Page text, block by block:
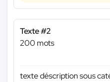
Texte #2
200 mots
texte déscription sous